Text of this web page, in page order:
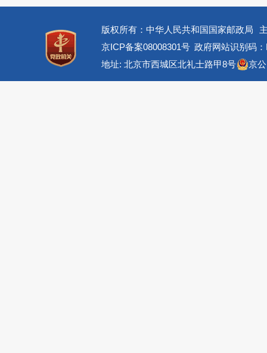
版权所有：中华人民共和国国家邮政局
京ICP备案08008301号 政府网站识别码
地址: 北京市西城区北礼士路甲8号
京